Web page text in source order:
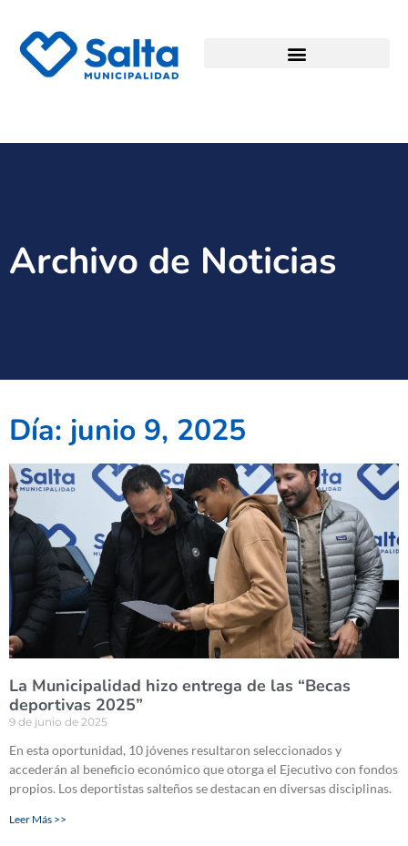
Archivo de Noticias
Día: junio 9, 2025
La Municipalidad hizo entrega de las “Becas
deportivas 2025”
9 de junio de 2025
En esta oportunidad, 10 jóvenes resultaron seleccionados y
accederán al beneficio económico que otorga el Ejecutivo con fondos
propios. Los deportistas salteños se destacan en diversas disciplinas.
Leer Más >>